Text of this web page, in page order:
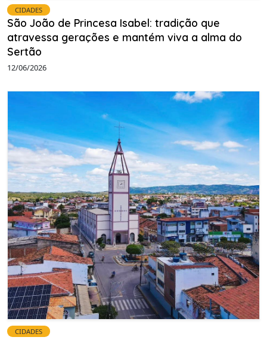
CIDADES
São João de Princesa Isabel: tradição que
atravessa gerações e mantém viva a alma do
Sertão
12/06/2026
CIDADES